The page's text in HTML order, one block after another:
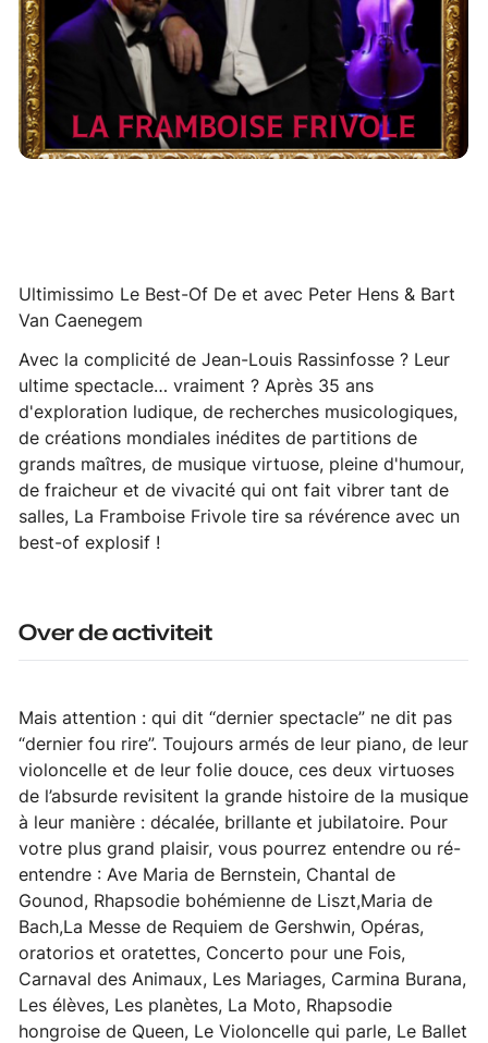
Ultimissimo Le Best-Of De et avec Peter Hens & Bart
Van Caenegem
Avec la complicité de Jean-Louis Rassinfosse ? Leur
ultime spectacle… vraiment ? Après 35 ans
d'exploration ludique, de recherches musicologiques,
de créations mondiales inédites de partitions de
grands maîtres, de musique virtuose, pleine d'humour,
de fraicheur et de vivacité qui ont fait vibrer tant de
salles, La Framboise Frivole tire sa révérence avec un
best-of explosif !
Over de activiteit
Mais attention : qui dit “dernier spectacle” ne dit pas
“dernier fou rire”. Toujours armés de leur piano, de leur
violoncelle et de leur folie douce, ces deux virtuoses
de l’absurde revisitent la grande histoire de la musique
à leur manière : décalée, brillante et jubilatoire. Pour
votre plus grand plaisir, vous pourrez entendre ou ré-
entendre : Ave Maria de Bernstein, Chantal de
Gounod, Rhapsodie bohémienne de Liszt,Maria de
Bach,La Messe de Requiem de Gershwin, Opéras,
oratorios et oratettes, Concerto pour une Fois,
Carnaval des Animaux, Les Mariages, Carmina Burana,
Les élèves, Les planètes, La Moto, Rhapsodie
hongroise de Queen, Le Violoncelle qui parle, Le Ballet